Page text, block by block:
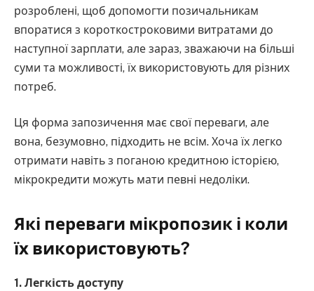
розроблені, щоб допомогти позичальникам
впоратися з короткостроковими витратами до
наступної зарплати, але зараз, зважаючи на більші
суми та можливості, їх використовують для різних
потреб.
Ця форма запозичення має свої переваги, але
вона, безумовно, підходить не всім. Хоча їх легко
отримати навіть з поганою кредитною історією,
мікрокредити можуть мати певні недоліки.
Які переваги мікропозик і коли
їх використовують?
1. Легкість доступу